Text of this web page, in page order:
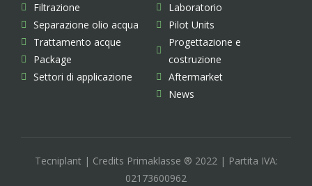
Filtrazione
Separazione olio acqua
Trattamento acque
Package
Settori di applicazione
Laboratorio
Pilot Units
Progettazione e
costruzione
Aftermarket
News
Tecniplant | Credits Primaklasse ® 2022 | Partita IVA:
02173600962